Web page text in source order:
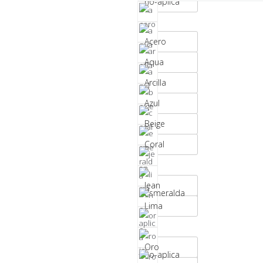
Acero
Aqua
Arcilla
Azul
Beige
Coral
Esmeralda
Jean
Lima
no-aplica
Oro